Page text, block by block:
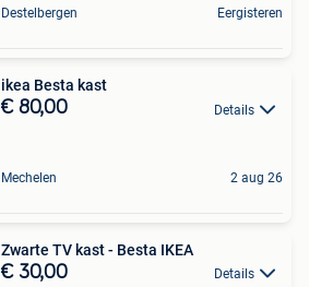
Destelbergen Eergisteren
ikea Besta kast
€ 80,00 Details
Mechelen 2 aug 26
Zwarte TV kast - Besta IKEA
€ 30,00 Details